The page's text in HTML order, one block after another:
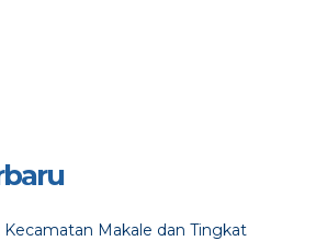
Kecamatan Makale dan Tingkat